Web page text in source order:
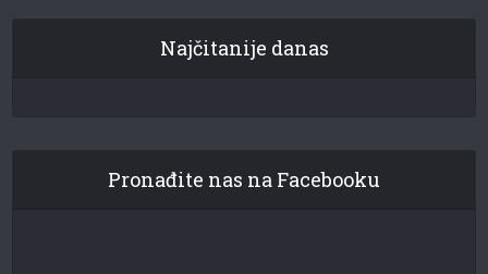
Najčitanije danas
Pronađite nas na Facebooku